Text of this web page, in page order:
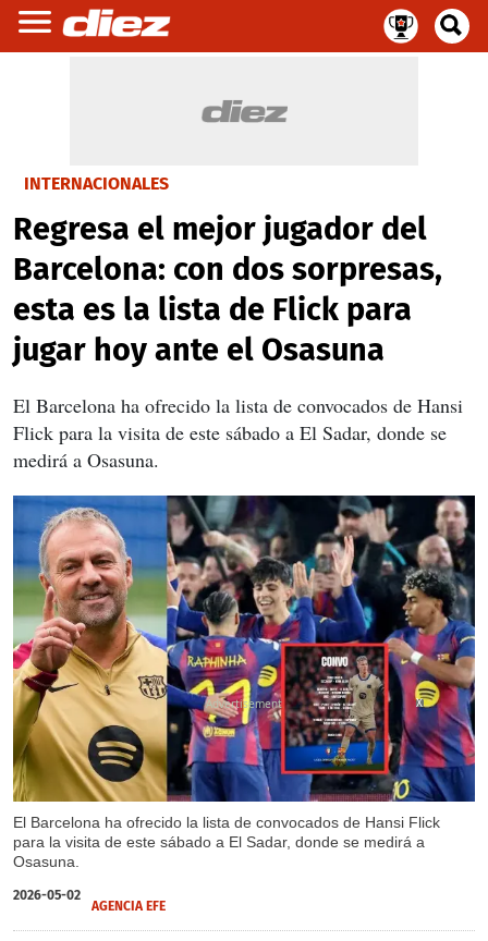
INTERNACIONALES
Regresa el mejor jugador del
Barcelona: con dos sorpresas,
esta es la lista de Flick para
jugar hoy ante el Osasuna
El Barcelona ha ofrecido la lista de convocados de Hansi
Flick para la visita de este sábado a El Sadar, donde se
medirá a Osasuna.
El Barcelona ha ofrecido la lista de convocados de Hansi Flick
para la visita de este sábado a El Sadar, donde se medirá a
Osasuna.
X
2026-05-02
AGENCIA EFE